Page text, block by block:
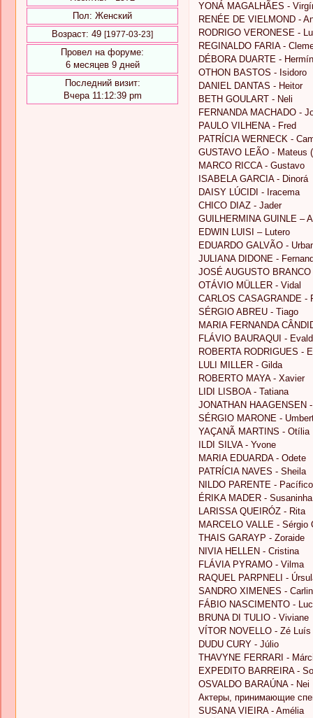
Пол: Женский
Возраст: 49 [1977-03-23]
Провел на форуме:
6 месяцев 9 дней
Последний визит:
Вчера 11:12:39 pm
YONÁ MAGALHÃES -
RENÉE DE VIELMOND -
RODRIGO VERONESE -
REGINALDO FARIA -
DÉBORA DUARTE -
OTHON BASTOS - Isidoro
DANIEL DANTAS - Heitor
BETH GOULART - Neli
FERNANDA MACHADO -
PAULO VILHENA - Fred
PATRÍCIA WERNECK -
GUSTAVO LEÃO - Mateus
MARCO RICCA - Gustavo
ISABELA GARCIA - Dinorá
DAISY LÚCIDI - Iracema
CHICO DIAZ - Jader
GUILHERMINA GUINLE –
EDWIN LUISI – Lutero
EDUARDO GALVÃO -
JULIANA DIDONE -
JOSÉ AUGUSTO BRANCO
OTÁVIO MÜLLER - Vidal
CARLOS CASAGRANDE -
SÉRGIO ABREU - Tiago
MARIA FERNANDA
FLÁVIO BAURAQUI -
ROBERTA RODRIGUES -
LULI MILLER - Gilda
ROBERTO MAYA - Xavier
LIDI LISBOA - Tatiana
JONATHAN HAAGENSEN
SÉRGIO MARONE -
YAÇANÃ MARTINS - Otília
ILDI SILVA - Yvone
MARIA EDUARDA - Odete
PATRÍCIA NAVES - Sheila
NILDO PARENTE - Pacífico
ÉRIKA MADER - Susaninha
LARISSA QUEIRÓZ - Rita
MARCELO VALLE - Sérgio
THAIS GARAYP - Zoraide
NIVIA HELLEN - Cristina
FLÁVIA PYRAMO - Vilma
RAQUEL PARPNELI -
SANDRO XIMENES -
FÁBIO NASCIMENTO -
BRUNA DI TULIO - Viviane
VÍTOR NOVELLO - Zé Luís
DUDU CURY - Júlio
THAVYNE FERRARI -
EXPEDITO BARREIRA -
OSVALDO BARAÚNA - Nei
Актеры, принимающие
SUSANA VIEIRA - Amélia